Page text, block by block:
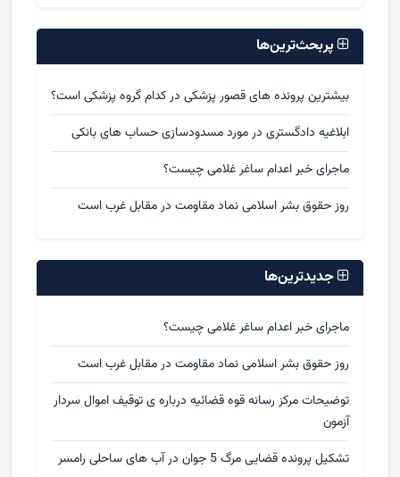
پربحث‌ترین‌ها
بیشترین پرونده های قصور پزشکی در کدام گروه پزشکی است؟
ابلاغیه دادگستری در مورد مسدودسازی حساب های بانکی
ماجرای خبر اعدام ساغر غلامی چیست؟
روز حقوق بشر اسلامی نماد مقاومت در مقابل غرب است
جدیدترین‌ها
ماجرای خبر اعدام ساغر غلامی چیست؟
روز حقوق بشر اسلامی نماد مقاومت در مقابل غرب است
توضیحات مرکز رسانه قوه قضائیه درباره ی توقیف اموال سردار
آزمون
تشکیل پرونده قضایی مرگ 5 جوان در آب های ساحلی رامسر